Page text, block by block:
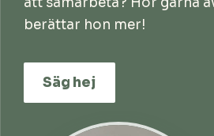
berättar hon mer!
Säg hej